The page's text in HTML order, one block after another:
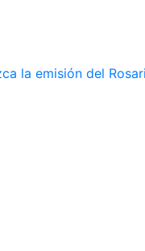
la emisión del